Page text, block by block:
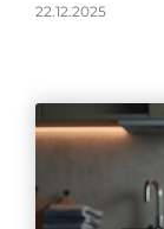
22.12.2025